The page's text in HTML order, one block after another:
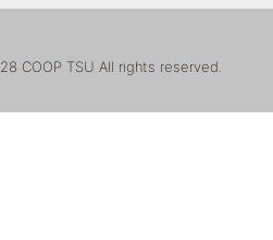
COOP TSU All rights reserved.